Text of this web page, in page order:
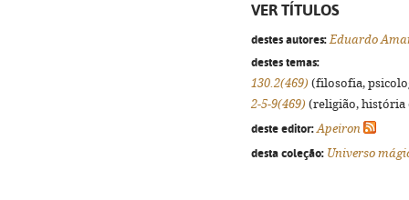
VER TÍTULOS
destes autores: Eduardo
destes temas:
130.2(469) (filosofia,
2-5-9(469) (religião, história
deste editor: Apeiron
desta coleção: Universo